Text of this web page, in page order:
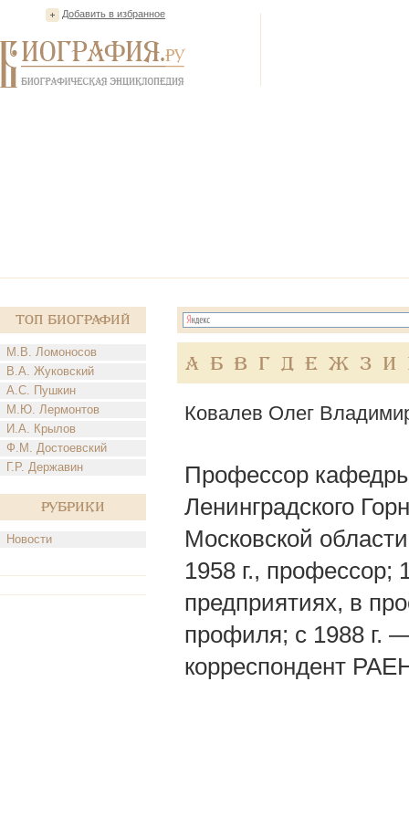
Добавить в избранное
Топ Биографий
М.В. Ломоносов
В.А. Жуковский
А.С. Пушкин
М.Ю. Лермонтов
И.А. Крылов
Ф.М. Достоевский
Г.Р. Державин
Рубрики
Новости
А Б В Г Д Е Ж З И
Ковалев Олег
Профессор
Ленинградского
Московской
1958 г.,
предприятиях, в
профиля; с 1988 г.
корреспондент